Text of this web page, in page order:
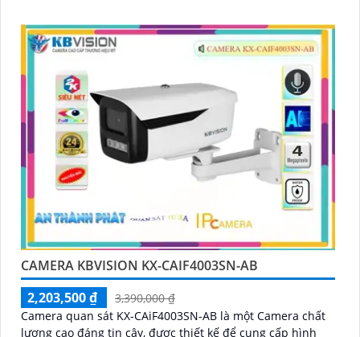
CAMERA KBVISION KX-CAIF4003SN-AB
2,203,500 ₫
3,390,000 ₫
Camera quan sát KX-CAiF4003SN-AB là một Camera chất
lượng cao đáng tin cậy, được thiết kế để cung cấp hình